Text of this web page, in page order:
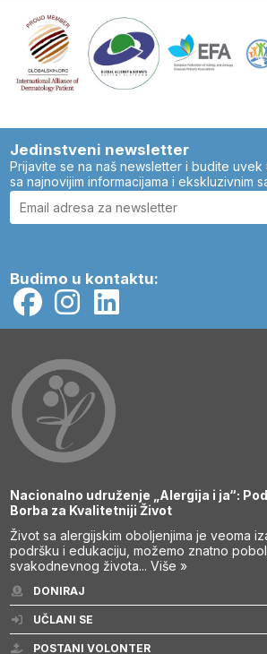
Jedinstveni newsletter
Prijavite se na naš newsletter i budite uvek
sa najnovijim informacijama i ekskluzivnim
Budimo u kontaktu:
Nacionalno udruženje „Alergija i ja“:
Borba za Kvalitetniji Život
Život sa alergijskim oboljenjima je veoma
podršku i edukaciju, možemo znatno
svakodnevnog života...Više »
DONIRAJ
UČLANI SE
POSTANI VOLONTER